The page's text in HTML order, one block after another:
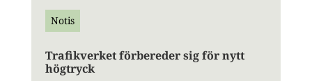
Notis
Trafikverket förbereder sig för nytt
högtryck